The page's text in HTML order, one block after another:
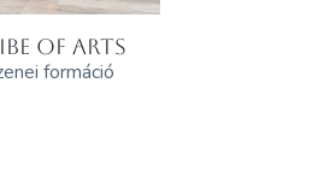
OF ARTS
formáció